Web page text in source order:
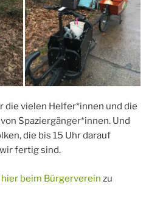
die vielen Helfer*innen und die
Spaziergänger*innen. Und
die bis 15 Uhr darauf
fertig sind.
hier beim Bürgerverein zu